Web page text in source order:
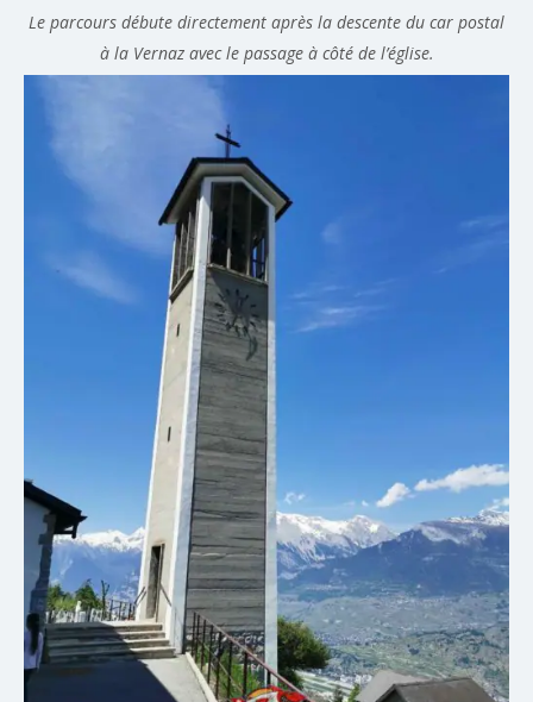
Le parcours débute directement après la descente du car postal
à la Vernaz avec le passage à côté de l’église.